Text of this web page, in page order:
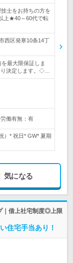
士をお持ちの方を
上★40～60代で転
西区発寒10条14丁
最大限保証しま
決定します。◇…
働有無：有
）* 祝日* GW* 夏期
気になる
｜借上社宅制度◎上限
住宅手当あり！